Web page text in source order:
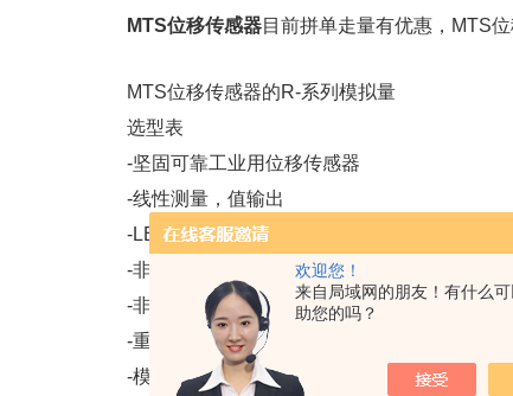
欢迎您！
来自局域网的朋友！有什么
助您的吗？
MTS位移传感器目前拼单走量有优惠，MTS
MTS位移传感器的R-系列模拟量
选型表
-坚固可靠工业用位移传感器
-线性测量，值输出
-LED指示灯诊断功能
-非接触测量，没有磨损
-非线性度达0.01%
-重复精度达0.001%
-模拟输出，位置速度